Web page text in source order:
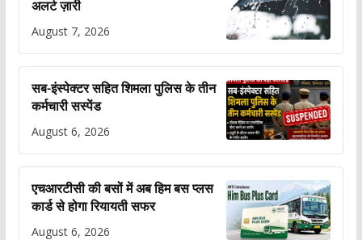
अलर्ट ज़ारी
August 7, 2026
सब-इंस्पेक्टर सहित शिमला पुलिस के तीन
कर्मचारी सस्पेंड
August 6, 2026
एचआरटीसी की बसों में अब हिम बस प्लस
कार्ड से होगा रियायती सफर
August 6, 2026